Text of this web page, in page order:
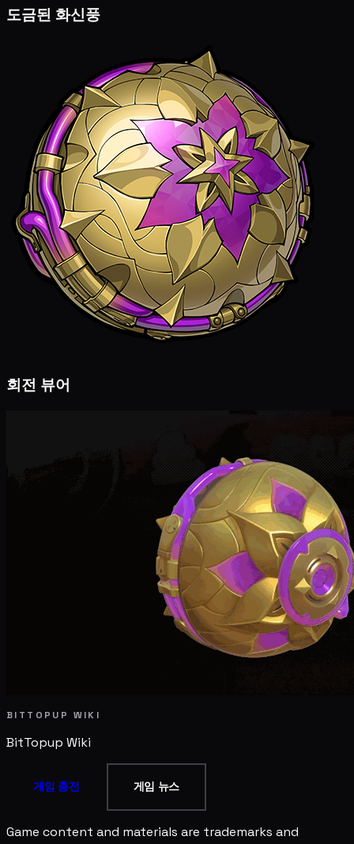
도금된 화신풍
회전 뷰어
BITTOPUP WIKI
BitTopup Wiki
게임 충전 게임 뉴스
Game content and materials are trademarks and